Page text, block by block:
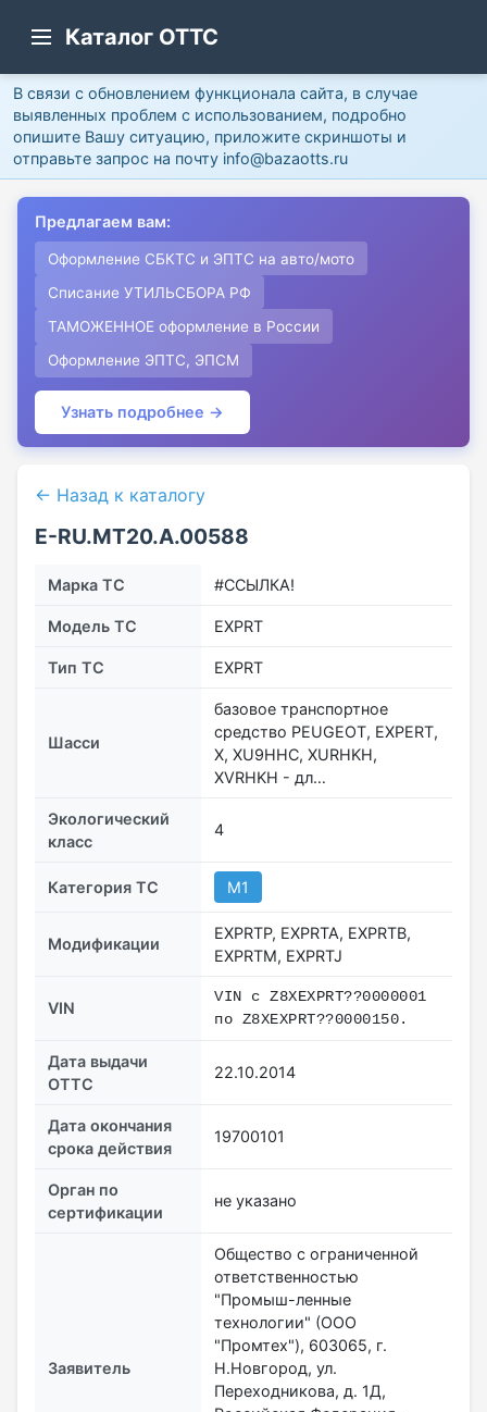
Каталог ОТТС
В связи с обновлением функционала сайта, в случае
выявленных проблем с использованием, подробно
опишите Вашу ситуацию, приложите скриншоты и
отправьте запрос на почту info@bazaotts.ru
Предлагаем вам:
Оформление СБКТС и ЭПТС на авто/мото
Списание УТИЛЬСБОРА РФ
ТАМОЖЕННОЕ оформление в России
Оформление ЭПТС, ЭПСМ
Узнать подробнее →
← Назад к каталогу
Е-RU.MT20.А.00588
Марка ТС #ССЫЛКА!
Модель ТС EXPRT
Тип ТС EXPRT
Шасси
базовое транспортное
средство PEUGEOT, EXPERT,
X, XU9HHC, XURHKH,
XVRHKH - дл…
Экологический
класс
4
Категория ТС M1
Модификации
EXPRTP, EXPRTA, EXPRTB,
EXPRTM, EXPRTJ
VIN
VIN с Z8XEXPRT??0000001
по Z8XEXPRT??0000150.
Дата выдачи
ОТТС
22.10.2014
Дата окончания
срока действия
19700101
Орган по
сертификации
не указано
Заявитель
Общество с ограниченной
ответственностью
"Промыш-ленные
технологии" (ООО
"Промтех"), 603065, г.
Н.Новгород, ул.
Переходникова, д. 1Д,